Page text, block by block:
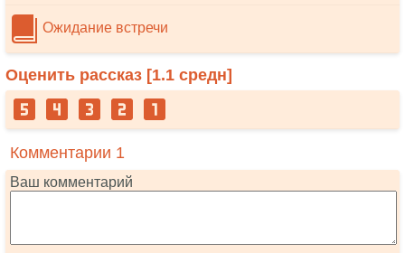
Ожидание встречи
Оценить рассказ [1.1 средн]
Комментарии 1
Ваш комментарий